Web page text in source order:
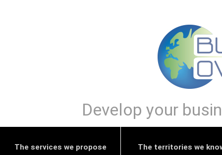
Develop your
The services we propose The territories we